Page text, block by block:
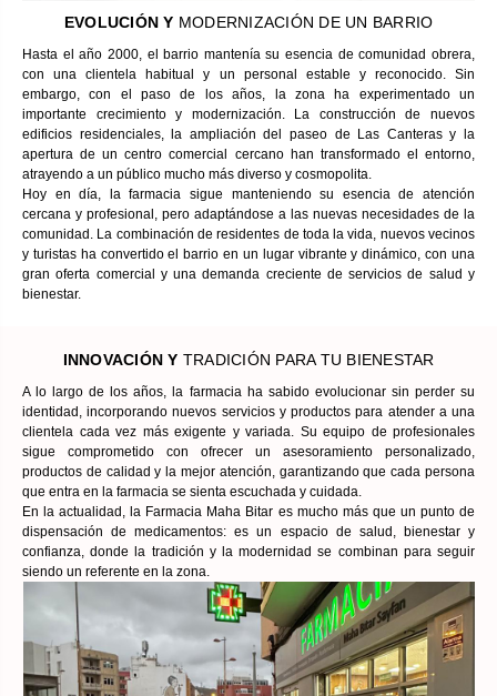
EVOLUCIÓN Y MODERNIZACIÓN DE UN BARRIO
Hasta el año 2000, el barrio mantenía su esencia de comunidad obrera,
con una clientela habitual y un personal estable y reconocido. Sin
embargo, con el paso de los años, la zona ha experimentado un
importante crecimiento y modernización. La construcción de nuevos
edificios residenciales, la ampliación del paseo de Las Canteras y la
apertura de un centro comercial cercano han transformado el entorno,
atrayendo a un público mucho más diverso y cosmopolita.
Hoy en día, la farmacia sigue manteniendo su esencia de atención
cercana y profesional, pero adaptándose a las nuevas necesidades de la
comunidad. La combinación de residentes de toda la vida, nuevos vecinos
y turistas ha convertido el barrio en un lugar vibrante y dinámico, con una
gran oferta comercial y una demanda creciente de servicios de salud y
bienestar.
INNOVACIÓN Y TRADICIÓN PARA TU BIENESTAR
A lo largo de los años, la farmacia ha sabido evolucionar sin perder su
identidad, incorporando nuevos servicios y productos para atender a una
clientela cada vez más exigente y variada. Su equipo de profesionales
sigue comprometido con ofrecer un asesoramiento personalizado,
productos de calidad y la mejor atención, garantizando que cada persona
que entra en la farmacia se sienta escuchada y cuidada.
En la actualidad, la Farmacia Maha Bitar es mucho más que un punto de
dispensación de medicamentos: es un espacio de salud, bienestar y
confianza, donde la tradición y la modernidad se combinan para seguir
siendo un referente en la zona.